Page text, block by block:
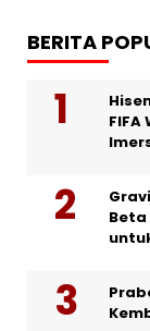
BERITA
Beta